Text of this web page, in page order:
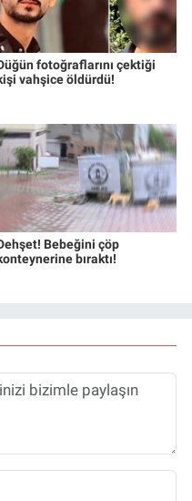
fotoğraflarını çektiği
vahşice öldürdü!
Bebeğini çöp
bıraktı!